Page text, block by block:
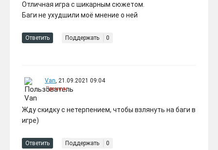
CYBERPUNK 2077 + DLC:
ПОДАРОК
Отличная игра с шикарным сюжетом.
Баги не ухудшили моё мнение о ней
Ответить Поддержать 0
Van, 21.09.2021 09:04
Премиум
Жду скидку с нетерпением, чтобы взлянуть на баги в
игре)
Ответить Поддержать 0